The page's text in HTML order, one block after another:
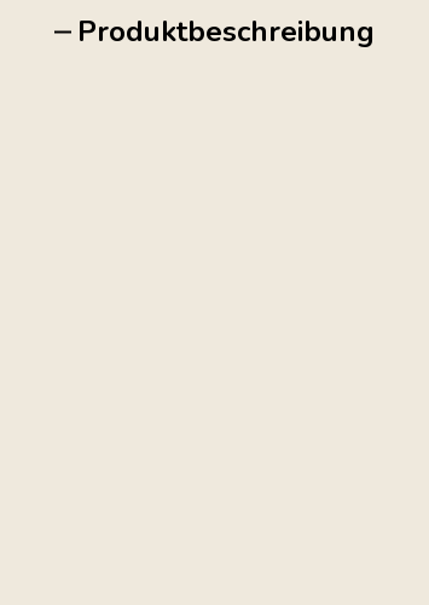
Produktbeschreibung